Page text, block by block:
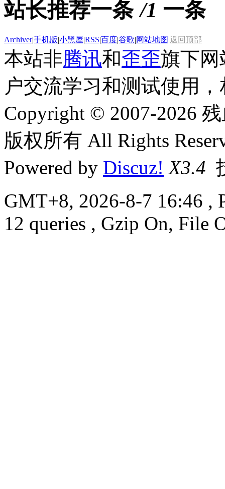
站长推荐 /1
Archiver|手机版|小黑屋|RSS|百度|谷歌|网站地图|返回顶部
本站非腾讯和歪歪旗下网
户交流学习和测试使用
Copyright © 2007-2026
版权所有 All Rights
Powered by Discuz! X3.4
GMT+8, 2026-8-7 16:46 ,
12 queries , Gzip On, File